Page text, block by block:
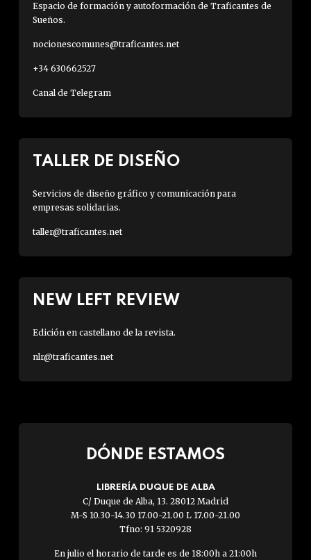
Espacio de formación y autoformación de Traficantes de
Sueños.
nocionescomunes@traficantes.net
+34 630662527
Canal de Telegram
TALLER DE DISEÑO
Servicios de diseño gráfico y comunicación para
empresas solidarias.
taller@traficantes.net
NEW LEFT REVIEW
Edición en castellano de la revista.
nlr@traficantes.net
DÓNDE ESTAMOS
LIBRERÍA DUQUE DE ALBA
C/ Duque de Alba, 13. 28012 Madrid
M-S 10.30-14.30 17.00-21.00 L 17.00-21.00
Tfno: 91 5320928
En julio el horario de tarde es de 18:00h a 21:00h